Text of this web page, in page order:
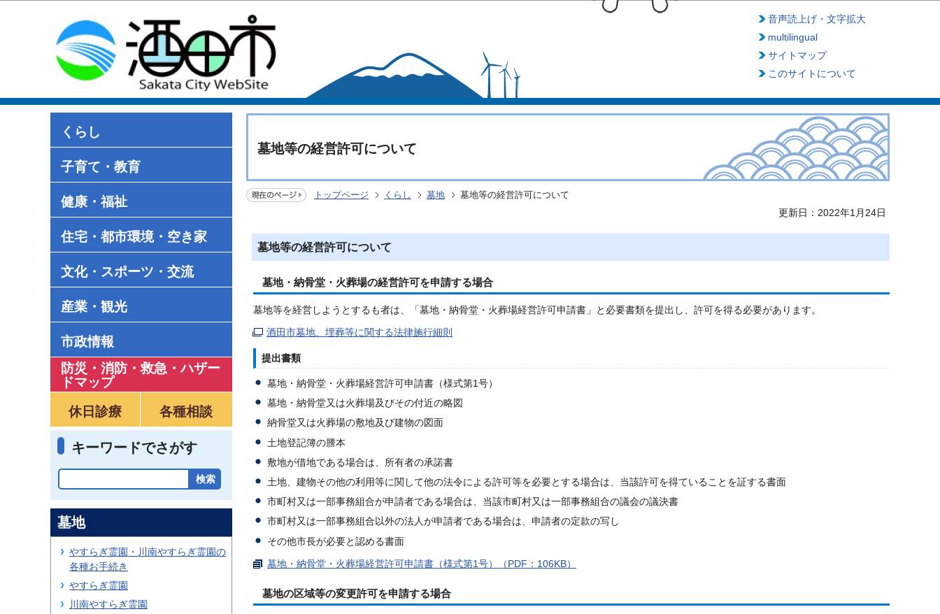
音声読上げ・文字拡大
multilingual
サイトマップ
このサイトについて
くらし
子育て・教育
健康・福祉
住宅・都市環境・空き家
文化・スポーツ・交流
産業・観光
市政情報
防災・消防・救急 ・ハザー
ドマップ
休日診療
各種相談
キーワードでさがす
墓地等の経営許可について
トップページ くらし 墓地 墓地等の経営許可について
更新日：2022年1月24日
墓地等の経営許可について
墓地・納骨堂・火葬場の経営許可を申請する場合
墓地等を経営しようとするも者は、「墓地・納骨堂・火葬場経営許可申請書」と必要書類を提出し、許可を得る必要があります。
酒田市墓地、埋葬等に関する法律施行細則
提出書類
墓地・納骨堂・火葬場経営許可申請書（様式第1号）
墓地・納骨堂又は火葬場及びその付近の略図
納骨堂又は火葬場の敷地及び建物の図面
土地登記簿の謄本
敷地が借地である場合は、所有者の承諾書
土地、建物その他の利用等に関して他の法令による許可等を必要とする場合は、当該許可を得ていることを証する書面
市町村又は一部事務組合が申請者である場合は、当該市町村又は一部事務組合の議会の議決書
市町村又は一部事務組合以外の法人が申請者である場合は、申請者の定款の写し
その他市長が必要と認める書面
墓地・納骨堂・火葬場経営許可申請書（様式第1号）（PDF：106KB）
墓地の区域等の変更許可を申請する場合
墓地
やすらぎ霊園・川南やすらぎ霊園の
各種お手続き
やすらぎ霊園
川南やすらぎ霊園